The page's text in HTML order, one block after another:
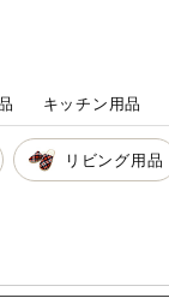
キッチン用品
リビング用品